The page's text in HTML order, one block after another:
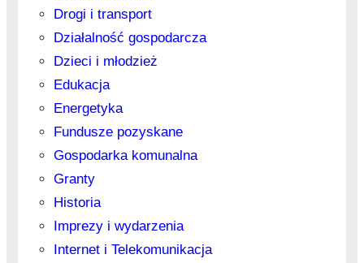
Drogi i transport
Działalność gospodarcza
Dzieci i młodzież
Edukacja
Energetyka
Fundusze pozyskane
Gospodarka komunalna
Granty
Historia
Imprezy i wydarzenia
Internet i Telekomunikacja